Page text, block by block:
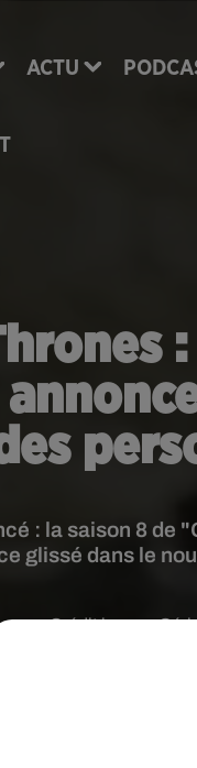
ACTU
: la saison 8 de
glissé dans le
Crédit image:
d'impatience :
Fer ? La question
a dévoilé l’affiche
producteurs de la